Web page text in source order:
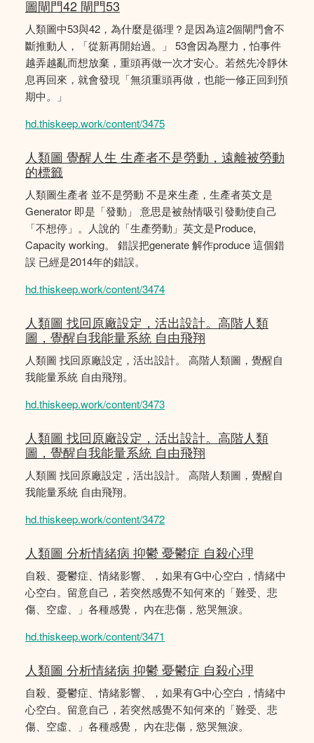
圖閘門42 閘門53
人類圖中53與42，為什麼是循理？是因為這2個閘門會不
斷推動人，「從新再開始過。」 53會因為壓力，怕事件
越弄越亂而想放棄，重頭再做一次才安心。若然先冷靜休
息再回來，就會發現「無須重頭再做，也能一修正回到預
期中。」
hd.thiskeep.work/content/3475
人類圖 覺醒人生 生產者不是勞動，遠離被勞動
的標籤
人類圖生產者 並不是勞動 不是來生產，生產者英文是
Generator 即是「發動」 意思是被熱情吸引發動使自己
「不想停」。人說的「生產勞動」英文是Produce,
Capacity working。 錯誤把generate 解作produce 這個錯
誤 已經是2014年的錯誤。
hd.thiskeep.work/content/3474
人類圖 找回原廠設定，活出設計。高階人類
圖，覺醒自我能量系統 自由飛翔
人類圖 找回原廠設定，活出設計。 高階人類圖，覺醒自
我能量系統 自由飛翔。
hd.thiskeep.work/content/3473
人類圖 找回原廠設定，活出設計。高階人類
圖，覺醒自我能量系統 自由飛翔
人類圖 找回原廠設定，活出設計。 高階人類圖，覺醒自
我能量系統 自由飛翔。
hd.thiskeep.work/content/3472
人類圖 分析情緒病 抑鬱 憂鬱症 自殺心理
自殺、憂鬱症、情緒影響、，如果有G中心空白，情緒中
心空白。留意自己，若突然感覺不知何來的「難受、悲
傷、空虛、」各種感覺， 內在悲傷，慾哭無淚。
hd.thiskeep.work/content/3471
人類圖 分析情緒病 抑鬱 憂鬱症 自殺心理
自殺、憂鬱症、情緒影響、，如果有G中心空白，情緒中
心空白。留意自己，若突然感覺不知何來的「難受、悲
傷、空虛、」各種感覺， 內在悲傷，慾哭無淚。